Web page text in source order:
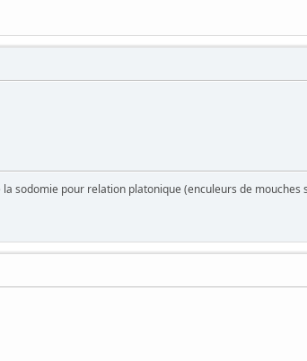
sodomie pour relation platonique (enculeurs de